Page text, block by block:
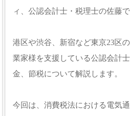
ィ、公認会計士・税理士の佐藤で
港区や渋谷、新宿など東京23区
業家様を支援している公認会計
金、節税について解説します。
今回は、消費税法における電気